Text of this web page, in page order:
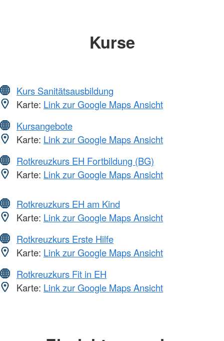
Kurse
Kurs Sanitätsausbildung
Karte: Link zur Google Maps Ansicht
Kursangebote
Karte: Link zur Google Maps Ansicht
Rotkreuzkurs EH Fortbildung (BG)
Karte: Link zur Google Maps Ansicht
Rotkreuzkurs EH am Kind
Karte: Link zur Google Maps Ansicht
Rotkreuzkurs Erste Hilfe
Karte: Link zur Google Maps Ansicht
Rotkreuzkurs Fit in EH
Karte: Link zur Google Maps Ansicht